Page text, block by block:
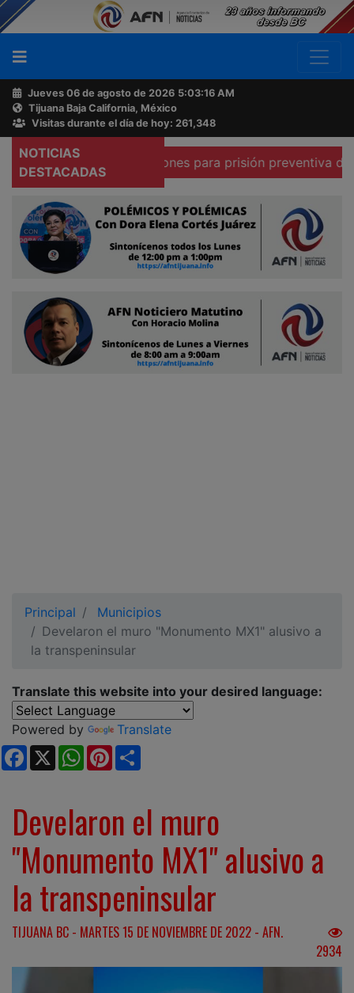
Jueves 06 de agosto de 2026 5:03:17 AM
Tijuana Baja California, México
Visitas durante el día de hoy: 261,348
NOTICIAS
DESTACADAS
existen condiciones para prisión preventiva
Principal
Municipios
Develaron el muro "Monumento MX1" alusivo a
la transpeninsular
Translate this website into your desired language:
Powered by
Translate
Facebook
X WhatsApp
Pinterest
Develaron el muro
"Monumento MX1" alusivo a
la transpeninsular
TIJUANA BC - MARTES 15 DE NOVIEMBRE DE 2022 - AFN.
2934
Buscador
Acerca
de
AFN
Ventas
Contacto
Reportero
Ciudadano